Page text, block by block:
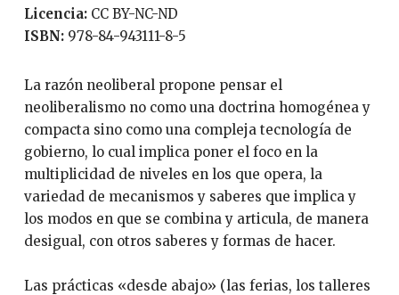
Licencia:
CC BY-NC-ND
ISBN:
978-84-943111-8-5
La razón neoliberal propone pensar el
neoliberalismo no como una doctrina homogénea y
compacta sino como una compleja tecnología de
gobierno, lo cual implica poner el foco en la
multiplicidad de niveles en los que opera, la
variedad de mecanismos y saberes que implica y
los modos en que se combina y articula, de manera
desigual, con otros saberes y formas de hacer.
Las prácticas «desde abajo» (las ferias, los talleres